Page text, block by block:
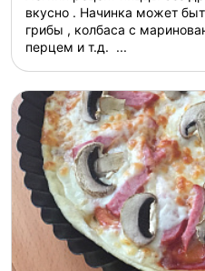
вкусно . Начинка может
грибы , колбаса с
перцем и т.д. ...